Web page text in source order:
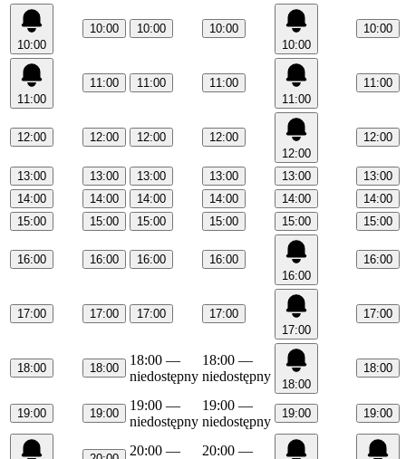
10:00
10:00 10:00
10:00
10:00
10:00
11:00
11:00 11:00
11:00
11:00
11:00
12:00 12:00 12:00
12:00
12:00
12:00
13:00 13:00 13:00 13:00 13:00
13:00
14:00
14:00 14:00 14:00 14:00
14:00
15:00
15:00 15:00 15:00 15:00 15:00
16:00 16:00 16:00
16:00
16:00
16:00
17:00 17:00 17:00
17:00
17:00
17:00
18:00 18:00
18:00 —
niedostępny
18:00 —
niedostępny
18:00
18:00
19:00 19:00
19:00 —
niedostępny
19:00 —
niedostępny
19:00 19:00
20:00 —
20:00 —